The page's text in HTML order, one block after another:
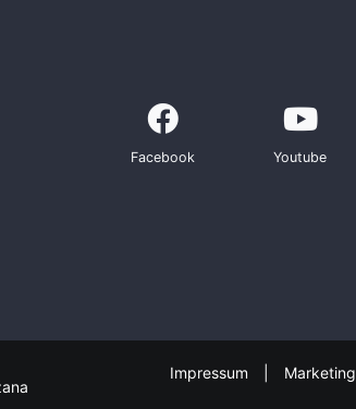
Facebook Youtube
Impressum Marketing